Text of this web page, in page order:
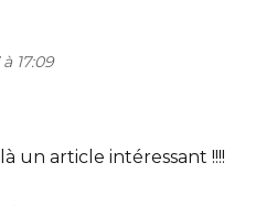
17:09
un article intéressant !!!!